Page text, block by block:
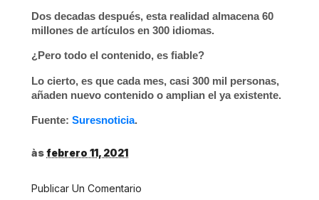
Dos decadas después, esta realidad almacena60
millones de artículos en 300 idiomas.
¿Pero todo el contenido, es fiable?
Lo cierto, es que cada mes, casi 300 mil personas,
añaden nuevo contenido o amplian el ya existente.
Fuente: Suresnoticia.
àsfebrero 11, 2021
Publicar Un Comentario